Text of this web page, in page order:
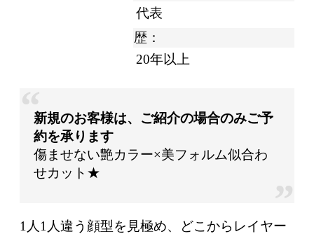
代表
歴：
20年以上
新規のお客様は、ご紹介の場合のみご予
約を承ります
傷ませない艶カラー×美フォルム似合わ
せカット★
1人1人違う顔型を見極め、どこからレイヤー